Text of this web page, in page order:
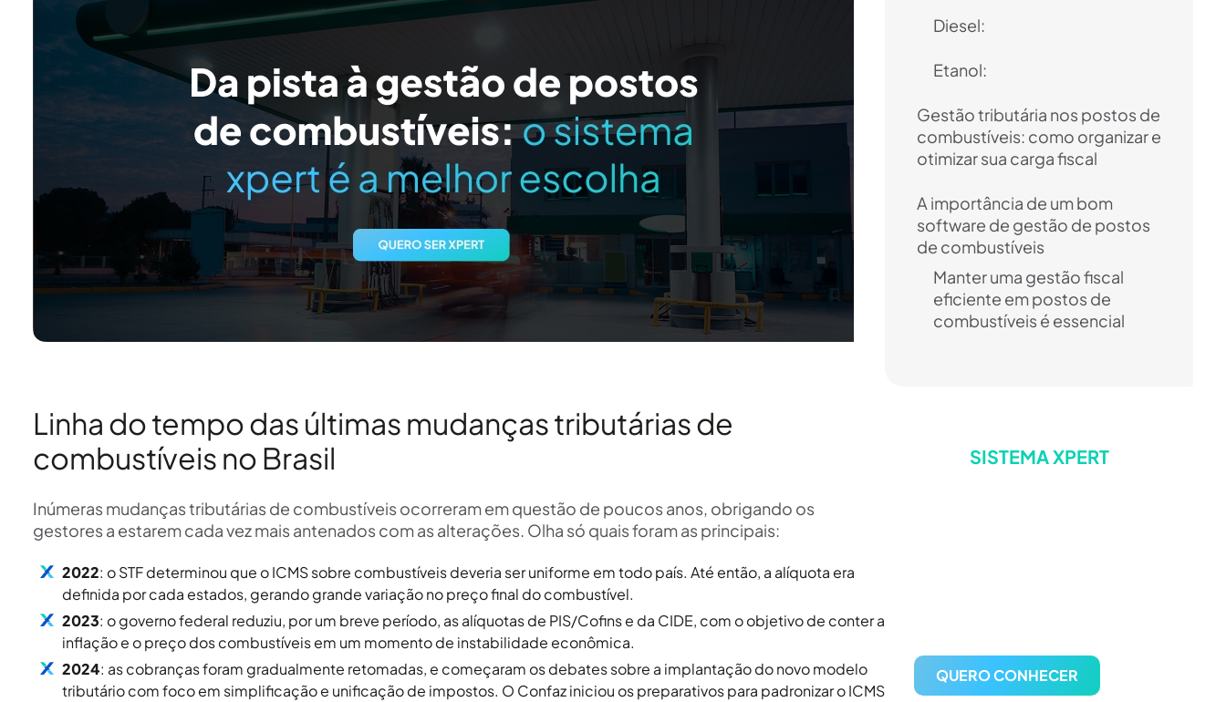
Linha do tempo das últimas mudanças tributárias de
combustíveis no Brasil
Inúmeras mudanças tributárias de combustíveis ocorreram em questão de poucos anos, obrigando os
gestores a estarem cada vez mais antenados com as alterações. Olha só quais foram as principais:
2022: o STF determinou que o ICMS sobre combustíveis deveria ser uniforme em todo país. Até então, a alíquota era
definida por cada estados, gerando grande variação no preço final do combustível.
2023: o governo federal reduziu, por um breve período, as alíquotas de PIS/Cofins e da CIDE, com o objetivo de conter a
inflação e o preço dos combustíveis em um momento de instabilidade econômica.
2024: as cobranças foram gradualmente retomadas, e começaram os debates sobre a implantação do novo modelo
tributário com foco em simplificação e unificação de impostos. O Confaz iniciou os preparativos para padronizar o ICMS
Diesel:
Etanol:
Gestão tributária nos postos de
combustíveis: como organizar e
otimizar sua carga fiscal
A importância de um bom
software de gestão de postos
de combustíveis
Manter uma gestão fiscal
eficiente em postos de
combustíveis é essencial
SISTEMA XPERT
QUERO CONHECER